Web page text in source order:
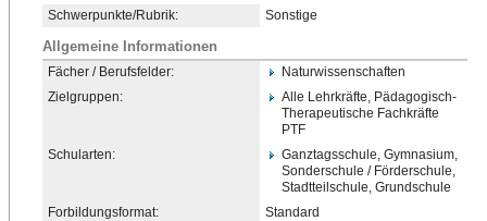
Schwerpunkte/Rubrik: Sonstige
Allgemeine Informationen
Fächer / Berufsfelder:
Naturwissenschaften
Zielgruppen:
Alle Lehrkräfte, Pädagogisch-
Therapeutische ​ Fachkräfte
PTF
Schularten:
Ganztagsschule, Gymnasium,
Sonderschule / Förderschule,
Stadtteilschule, Grundschule
Forbildungsformat:
Standard